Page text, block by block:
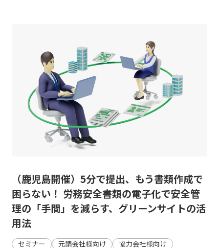
（鹿児島開催）5分で提出、もう書類作成で
困らない！ 労務安全書類の電子化で安全管
理の「手間」を減らす、グリーンサイトの活
用法
セミナー 元請会社様向け
協力会社様向け